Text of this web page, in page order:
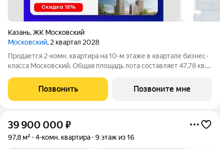
Казань,ЖК Московский
Московский, 2 квартал 2028
Продается 2-комн. квартира на 10-м этаже в квартале бизнес-
класса Московский. Общая площадь лота составляет 47,78 кв.
кухонную зону. Номер квартиры - 243 Московский это
идеальное
Позвонить Позвоните мне
39 900 000 ₽
97,8 м² 4-комн. квартира 9 этаж из 16